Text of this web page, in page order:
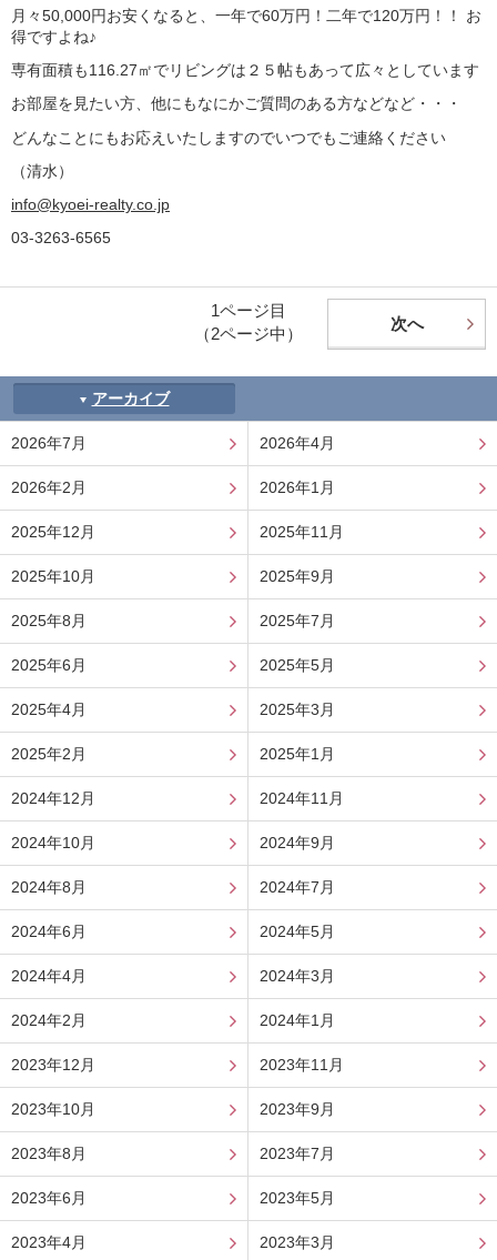
月々50,000円お安くなると、一年で60万円！二年で120万円！！ お
得ですよね♪
専有面積も116.27㎡でリビングは２５帖もあって広々としています
お部屋を見たい方、他にもなにかご質問のある方などなど・・・
どんなことにもお応えいたしますのでいつでもご連絡ください
（清水）
info@kyoei-realty.co.jp
03-3263-6565
次へ
1ページ目
（2ページ中）
アーカイブ
2026年7月 2026年4月
2026年2月 2026年1月
2025年12月 2025年11月
2025年10月 2025年9月
2025年8月 2025年7月
2025年6月 2025年5月
2025年4月 2025年3月
2025年2月 2025年1月
2024年12月 2024年11月
2024年10月 2024年9月
2024年8月 2024年7月
2024年6月 2024年5月
2024年4月 2024年3月
2024年2月 2024年1月
2023年12月 2023年11月
2023年10月 2023年9月
2023年8月 2023年7月
2023年6月 2023年5月
2023年4月 2023年3月